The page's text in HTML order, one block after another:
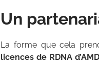
Un
La forme que cela
licences de RDNA